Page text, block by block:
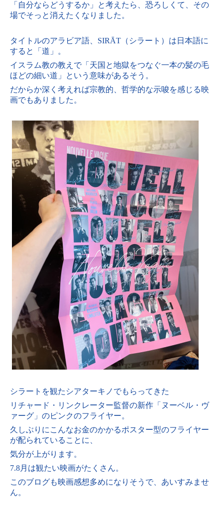
「自分ならどうするか」と考えたら、恐ろしくて、その
場でそっと消えたくなりました。
タイトルのアラビア語、SIRĀT（シラート）は日本語に
すると「道」。
イスラム教の教えで「天国と地獄をつなぐ一本の髪の毛
ほどの細い道」という意味があるそう。
だからか深く考えれば宗教的、哲学的な示唆を感じる映
画でもありました。
シラートを観たシアターキノでもらってきた
リチャード・リンクレーター監督の新作「ヌーベル・ヴ
ァーグ」のピンクのフライヤー。
久しぶりにこんなお金のかかるポスター型のフライヤー
が配られていることに、
気分が上がります。
7.8月は観たい映画がたくさん。
このブログも映画感想多めになりそうで、 あいすみませ
ん。